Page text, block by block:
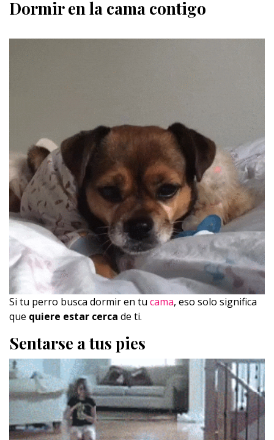
Dormir en la cama contigo
Si tu perro busca dormir en tu cama, eso solo significa
que quiere estar cerca de ti.
Sentarse a tus pies